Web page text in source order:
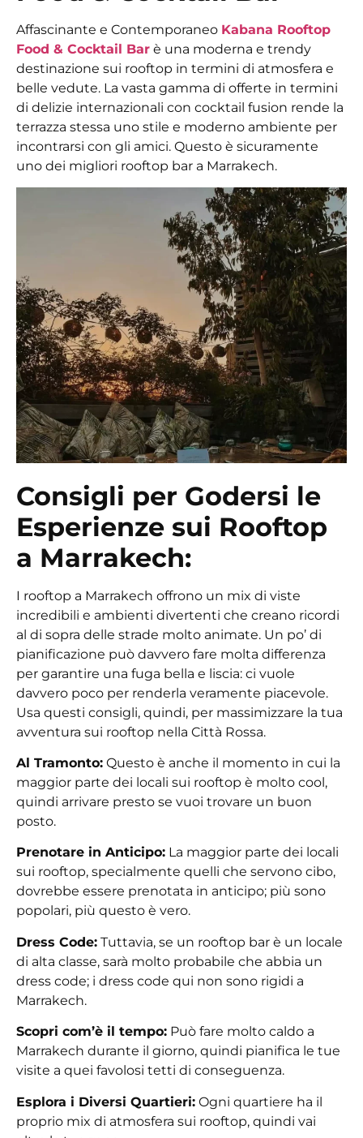
Affascinante e Contemporaneo Kabana Rooftop
Food & Cocktail Bar è una moderna e trendy
destinazione sui rooftop in termini di atmosfera e
belle vedute. La vasta gamma di offerte in termini
di delizie internazionali con cocktail fusion rende la
terrazza stessa uno stile e moderno ambiente per
incontrarsi con gli amici. Questo è sicuramente
uno dei migliori rooftop bar a Marrakech.
Consigli per Godersi le
Esperienze sui Rooftop
a Marrakech:
I rooftop a Marrakech offrono un mix di viste
incredibili e ambienti divertenti che creano ricordi
al di sopra delle strade molto animate. Un po’ di
pianificazione può davvero fare molta differenza
per garantire una fuga bella e liscia: ci vuole
davvero poco per renderla veramente piacevole.
Usa questi consigli, quindi, per massimizzare la tua
avventura sui rooftop nella Città Rossa.
Al Tramonto: Questo è anche il momento in cui la
maggior parte dei locali sui rooftop è molto cool,
quindi arrivare presto se vuoi trovare un buon
posto.
Prenotare in Anticipo: La maggior parte dei locali
sui rooftop, specialmente quelli che servono cibo,
dovrebbe essere prenotata in anticipo; più sono
popolari, più questo è vero.
Dress Code: Tuttavia, se un rooftop bar è un locale
di alta classe, sarà molto probabile che abbia un
dress code; i dress code qui non sono rigidi a
Marrakech.
Scopri com’è il tempo: Può fare molto caldo a
Marrakech durante il giorno, quindi pianifica le tue
visite a quei favolosi tetti di conseguenza.
Esplora i Diversi Quartieri: Ogni quartiere ha il
proprio mix di atmosfera sui rooftop, quindi vai